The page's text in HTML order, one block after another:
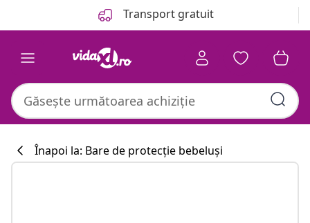
Transport gratuit
Înapoi la: Bare de protecție bebeluși